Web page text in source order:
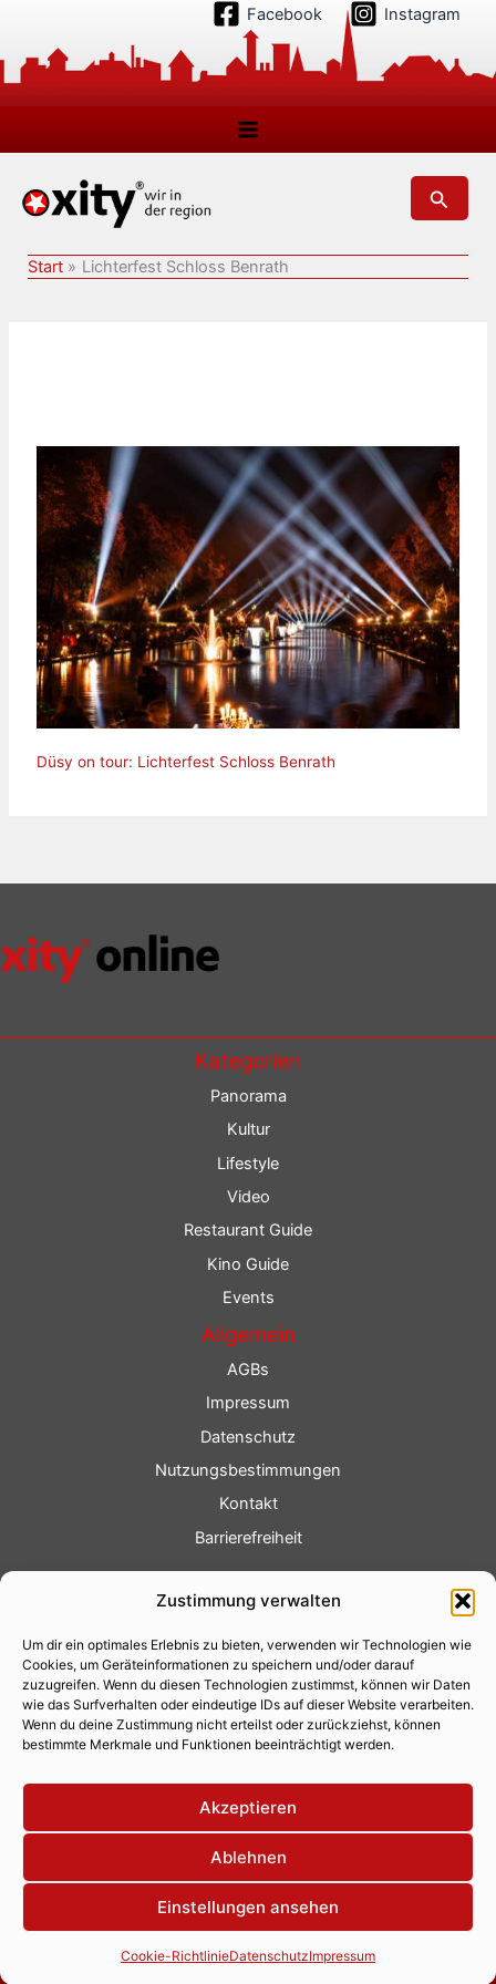
Zustimmung verwalten
Um dir ein optimales Erlebnis zu bieten, verwenden wir Technologien wie
Cookies, um Geräteinformationen zu speichern und/oder darauf
zuzugreifen. Wenn du diesen Technologien zustimmst, können wir Daten
wie das Surfverhalten oder eindeutige IDs auf dieser Website verarbeiten.
Wenn du deine Zustimmung nicht erteilst oder zurückziehst, können
bestimmte Merkmale und Funktionen beeinträchtigt werden.
Akzeptieren
Ablehnen
Einstellungen ansehen
Cookie-RichtlinieDatenschutzImpressum
springen
Facebook Instagram
Suchen
Start Lichterfest Schloss Benrath
Düsy on tour: Lichterfest Schloss Benrath
Kategorien
Panorama
Kultur
Lifestyle
Video
Restaurant Guide
Kino Guide
Events
Allgemein
AGBs
Impressum
Datenschutz
Nutzungsbestimmungen
Kontakt
Barrierefreiheit
Fotoservice
Videoservice
Werbung
Contenterstellung
Lokalnachrichten
Lokalfernsehen